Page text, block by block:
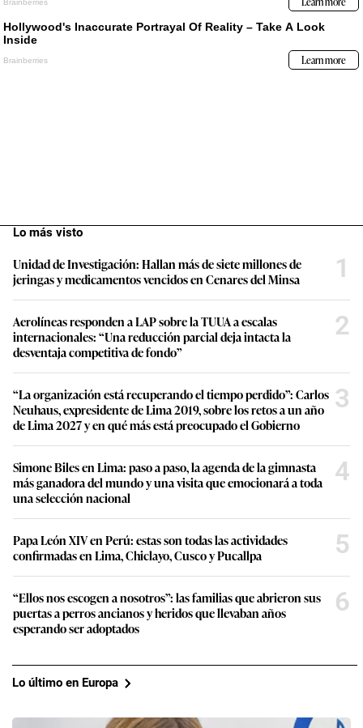
Lo más visto
Unidad de Investigación: Hallan más de siete millones de
jeringas y medicamentos vencidos en Cenares del Minsa
1
Aerolíneas responden a LAP sobre la TUUA a escalas
internacionales: “Una reducción parcial deja intacta la
desventaja competitiva de fondo”
2
“La organización está recuperando el tiempo perdido”: Carlos
Neuhaus, expresidente de Lima 2019, sobre los retos a un año
de Lima 2027 y en qué más está preocupado el Gobierno
3
Simone Biles en Lima: paso a paso, la agenda de la gimnasta
más ganadora del mundo y una visita que emocionará a toda
una selección nacional
4
Papa León XIV en Perú: estas son todas las actividades
confirmadas en Lima, Chiclayo, Cusco y Pucallpa
5
“Ellos nos escogen a nosotros”: las familias que abrieron sus
puertas a perros ancianos y heridos que llevaban años
esperando ser adoptados
6
Lo último en Europa